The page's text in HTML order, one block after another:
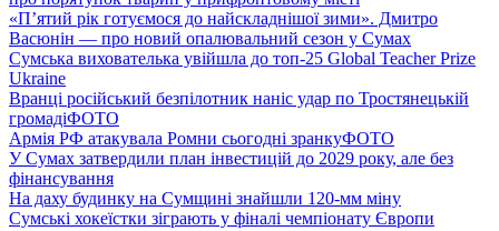
«П’ятий рік готуємося до найскладнішої зими». Дмитро
Васюнін — про новий опалювальний сезон у Сумах
Сумська вихователька увійшла до топ-25 Global Teacher Prize
Ukraine
Вранці російський безпілотник наніс удар по Тростянецькій
громадіФОТО
Армія РФ атакувала Ромни сьогодні зранкуФОТО
У Сумах затвердили план інвестицій до 2029 року, але без
фінансування
На даху будинку на Сумщині знайшли 120-мм міну
Сумські хокеїстки зіграють у фіналі чемпіонату Європи